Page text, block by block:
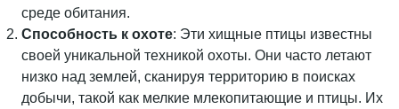
среде обитания.
Способность к охоте: Эти хищные птицы известны
своей уникальной техникой охоты. Они часто летают
низко над землей, сканируя территорию в поисках
добычи, такой как мелкие млекопитающие и птицы. Их